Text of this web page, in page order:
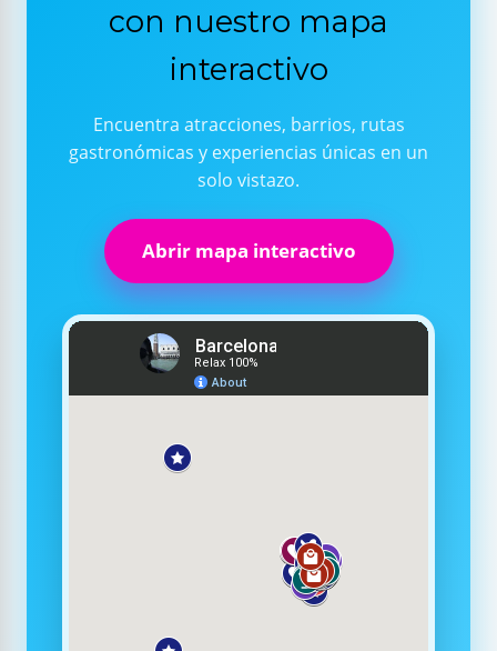
con nuestro mapa
interactivo
Encuentra atracciones, barrios, rutas
gastronómicas y experiencias únicas en un
solo vistazo.
Abrir mapa interactivo